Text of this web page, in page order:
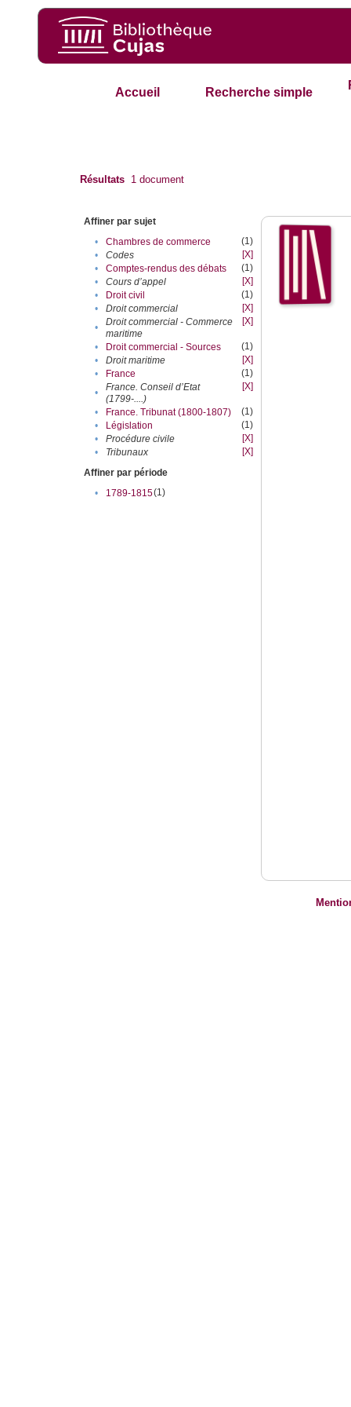
Accueil Recherche simple
Résultats 1 document
Affiner par sujet
•
Chambres de commerce
(1)
•
Codes
[X]
•
Comptes-rendus des débats
(1)
•
Cours d’appel
[X]
•
Droit civil
(1)
•
Droit commercial
[X]
•
Droit commercial - Commerce
maritime
[X]
• Droit commercial - Sources
(1)
•
Droit maritime
[X]
•
France
(1)
•
France. Conseil d’Etat
(1799-....)
[X]
• France. Tribunat (1800-1807)
(1)
•
Législation
(1)
•
Procédure civile
[X]
•
Tribunaux
[X]
Affiner par période
•
1789-1815(1)